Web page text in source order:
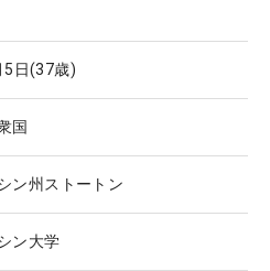
5日(37歳)
国
ン州ストートン
ン大学